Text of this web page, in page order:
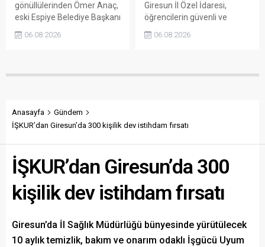
gönüllülerinden Ömer Anaç,
eski Espiye Belediye Başkanı
Soner Karaman’ın vefatının
34’üncü yılı dolayısıyla
kaybetmiş tüm belediye
06.08.2026
Giresun İl Özel İdaresi,
öğrencilerin güvenli ve
modern alanlarda spor
yapabilmesi amacıyla 22
dönüştürdü. Tamamlanan
aldı.
06.08.2026
Anasayfa
Gündem
İŞKUR’dan Giresun’da 300 kişilik dev istihdam fırsatı
İŞKUR’dan Giresun’da 300
kişilik dev istihdam fırsatı
Giresun’da İl Sağlık Müdürlüğü bünyesinde yürütülecek
10 aylık temizlik, bakım ve onarım odaklı İşgücü Uyum